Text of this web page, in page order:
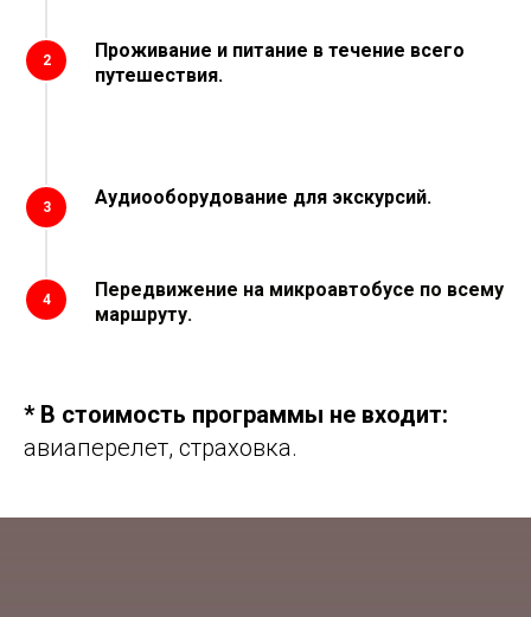
2
Проживание и питание в течение всего
путешествия.
3 Аудиооборудование для экскурсий.
4
Передвижение на микроавтобусе по всему
маршруту.
* В стоимость программы не входит:
авиаперелет, страховка.